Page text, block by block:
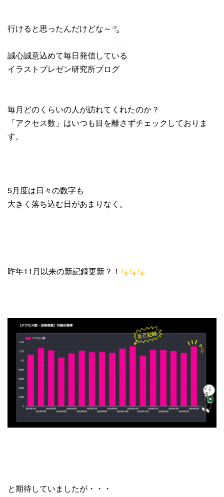
行けると思ったんだけどな～
誠心誠意込めて毎日発信している
イラストプレゼン研究所ブログ
毎月どのくらいの人が訪れてくれたのか？
「アクセス数」はいつも目を離さずチェックしておりま
す。
5月度は日々の数字も
大きく落ち込む日があまりなく。
昨年11月以来の新記録更新？！
と期待していましたが・・・